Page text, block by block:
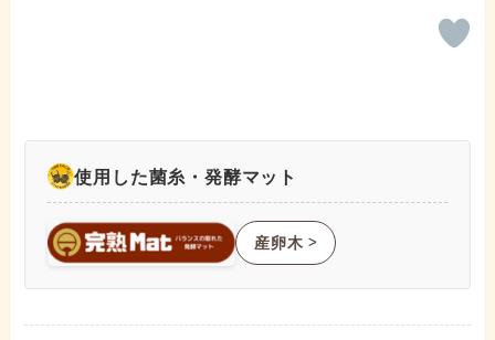
使用した菌糸・発酵マット
産卵木 ᐳ